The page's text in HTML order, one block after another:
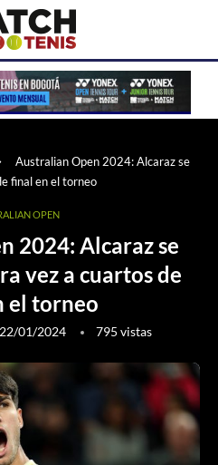
Australian Open 2024: Alcaraz se
final en el torneo
OPEN
2024: Alcaraz se
vez a cuartos de
el torneo
22/01/2024 795 vistas